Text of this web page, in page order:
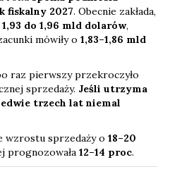
fiskalny 2027. Obecnie zakłada,
1,93 do 1,96 mld dolarów,
mówiły o 1,83–1,86 mld
raz pierwszy przekroczyło
sprzedaży. Jeśli utrzyma
trzech lat niemal
wzrostu sprzedaży o 18–20
prognozowała 12–14 proc.